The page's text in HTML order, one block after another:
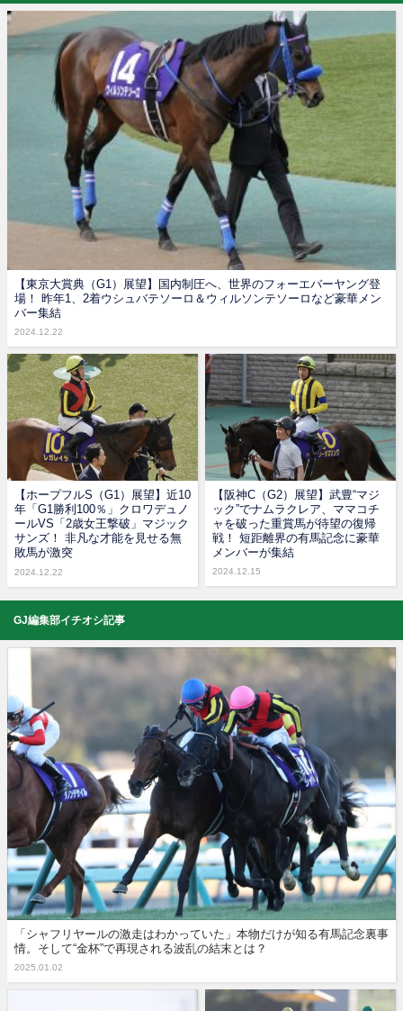
【東京大賞典（G1）展望】国内制圧へ、世界のフォーエバーヤング登
場！ 昨年1、2着ウシュバテソーロ＆ウィルソンテソーロなど豪華メン
バー集結
2024.12.22
【ホープフルS（G1）展望】近10
年「G1勝利100％」クロワデュノ
ールVS「2歳女王撃破」マジック
サンズ！ 非凡な才能を見せる無
敗馬が激突
2024.12.22
【阪神C（G2）展望】武豊“マジ
ック”でナムラクレア、ママコチ
ャを破った重賞馬が待望の復帰
戦！ 短距離界の有馬記念に豪華
メンバーが集結
2024.12.15
GJ編集部イチオシ記事
「シャフリヤールの激走はわかっていた」本物だけが知る有馬記念裏事
情。そして“金杯”で再現される波乱の結末とは？
2025.01.02